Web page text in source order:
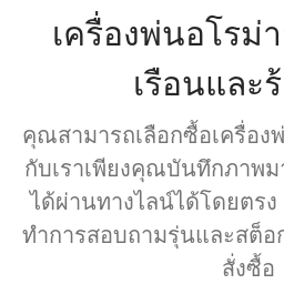
จ
กุ
สิง
เครื่องพ่นอโรม่
เรือนและ
คุณสามารถเลือกซื้อเครื่อ
กับเราเพียงคุณบันทึกภาพ
ได้ผ่านทางไลน์ได้โดยตร
ทำการสอบถามรุ่นและสต็อ
สั่งซื้อ